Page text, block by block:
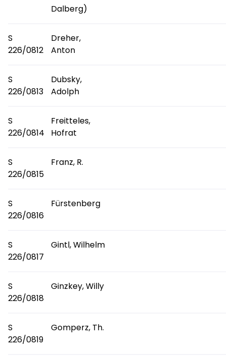
Dalberg)
S
226/0812
Dreher,
Anton
S
226/0813
Dubsky,
Adolph
S
226/0814
Freitteles,
Hofrat
S
226/0815
Franz, R.
S
226/0816
Fürstenberg
S
226/0817
Gintl, Wilhelm
S
226/0818
Ginzkey, Willy
S
226/0819
Gomperz, Th.